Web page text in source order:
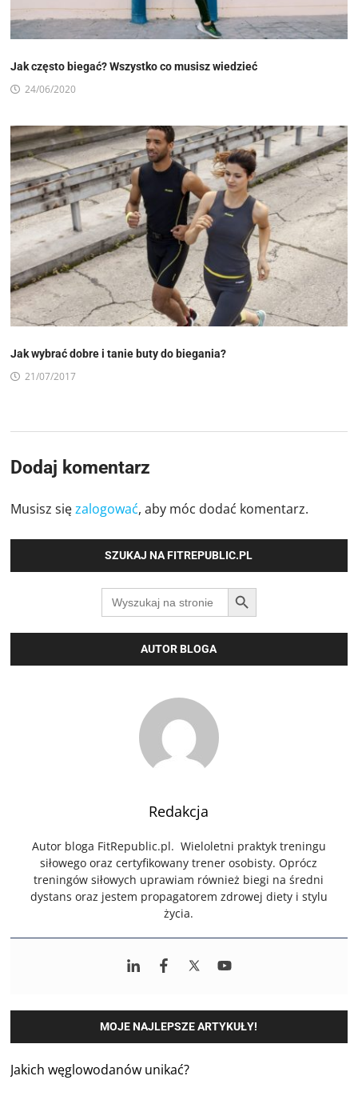
Jak często biegać? Wszystko co musisz wiedzieć
24/06/2020
Jak wybrać dobre i tanie buty do biegania?
21/07/2017
Dodaj komentarz
Musisz sięzalogować, aby móc dodać komentarz.
SZUKAJ NA FITREPUBLIC.PL
Search
for:
SEARCH BUTTON
AUTOR BLOGA
Redakcja
Autor bloga FitRepublic.pl. Wieloletni praktyk treningu
siłowego oraz certyfikowany trener osobisty. Oprócz
treningów siłowych uprawiam również biegi na średni
dystans oraz jestem propagatorem zdrowej diety i stylu
życia.
MOJE NAJLEPSZE ARTYKUŁY!
Jakich węglowodanów unikać?